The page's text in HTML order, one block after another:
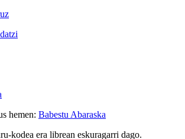
hemen: Babestu Abaraska
kodea era librean eskuragarri dago.